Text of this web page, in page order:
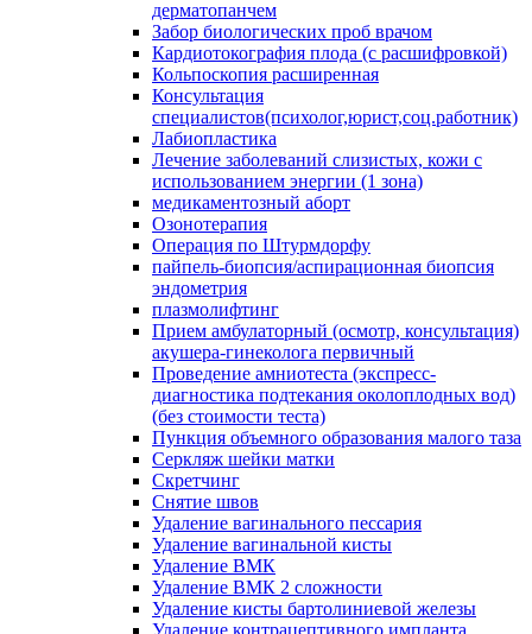
дерматопанчем
Забор биологических проб врачом
Кардиотокография плода (с расшифровкой)
Кольпоскопия расширенная
Консультация
специалистов(психолог,юрист,соц.работник)
Лабиопластика
Лечение заболеваний слизистых, кожи с
использованием энергии (1 зона)
медикаментозный аборт
Озонотерапия
Операция по Штурмдорфу
пайпель-биопсия/аспирационная биопсия
эндометрия
плазмолифтинг
Прием амбулаторный (осмотр, консультация)
акушера-гинеколога первичный
Проведение амниотеста (экспресс-
диагностика подтекания околоплодных вод)
(без стоимости теста)
Пункция объемного образования малого таза
Серкляж шейки матки
Скретчинг
Снятие швов
Удаление вагинального пессария
Удаление вагинальной кисты
Удаление ВМК
Удаление ВМК 2 сложности
Удаление кисты бартолиниевой железы
Удаление контрацептивного импланта